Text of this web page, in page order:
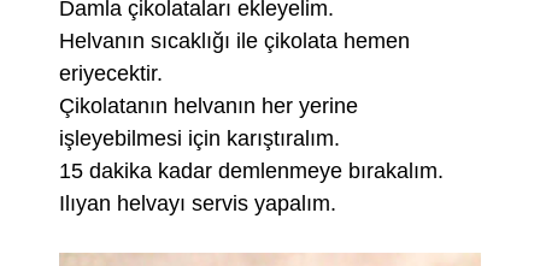
Damla çikolataları ekleyelim.
Helvanın sıcaklığı ile çikolata hemen
eriyecektir.
Çikolatanın helvanın her yerine
işleyebilmesi için karıştıralım.
15 dakika kadar demlenmeye bırakalım.
Ilıyan helvayı servis yapalım.